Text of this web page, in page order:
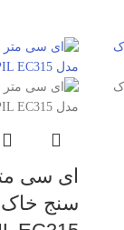
ای سی
سنج